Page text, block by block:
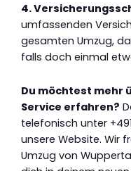
4.
umfassenden
gesamten Umzug,
falls doch einmal
Du möchtest mehr
Service erfahren?
telefonisch unter
unsere Website. Wir
Umzug von